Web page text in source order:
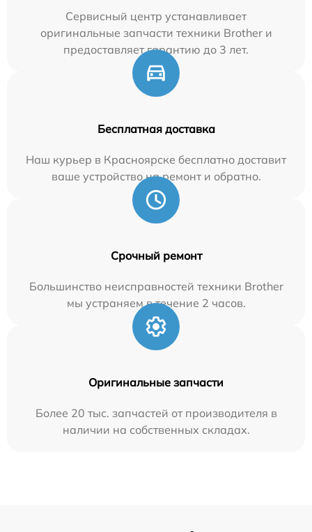
Сервисный центр устанавливает
оригинальные запчасти техники Brother и
предоставляет гарантию до 3 лет.
Бесплатная доставка
Наш курьер в Красноярске бесплатно доставит
ваше устройство на ремонт и обратно.
Срочный ремонт
Большинство неисправностей техники Brother
мы устраняем в течение 2 часов.
Оригинальные запчасти
Более 20 тыс. запчастей от производителя в
наличии на собственных складах.